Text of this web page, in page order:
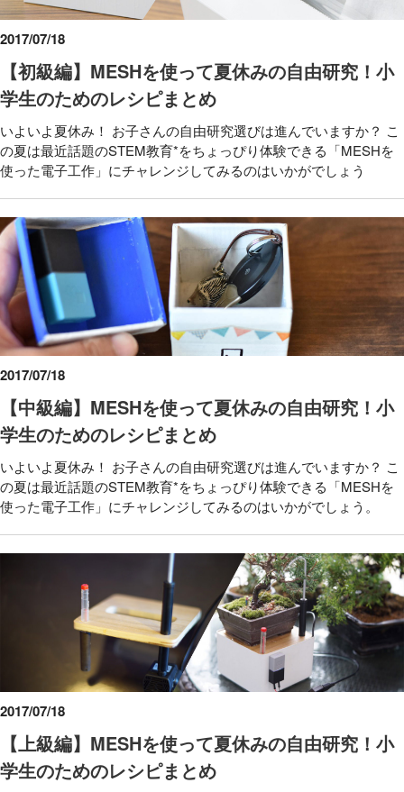
【初級編】MESHを使って夏休みの自由研究！小
学生のためのレシピまとめ
2017/07/18
いよいよ夏休み！ お子さんの自由研究選びは進んでいますか？ こ
の夏は最近話題のSTEM教育*をちょっぴり体験できる「MESHを
使った電子工作」にチャレンジしてみるのはいかがでしょう
【中級編】MESHを使って夏休みの自由研究！小
学生のためのレシピまとめ
2017/07/18
いよいよ夏休み！ お子さんの自由研究選びは進んでいますか？ こ
の夏は最近話題のSTEM教育*をちょっぴり体験できる「MESHを
使った電子工作」にチャレンジしてみるのはいかがでしょう。
【上級編】MESHを使って夏休みの自由研究！小
学生のためのレシピまとめ
2017/07/18